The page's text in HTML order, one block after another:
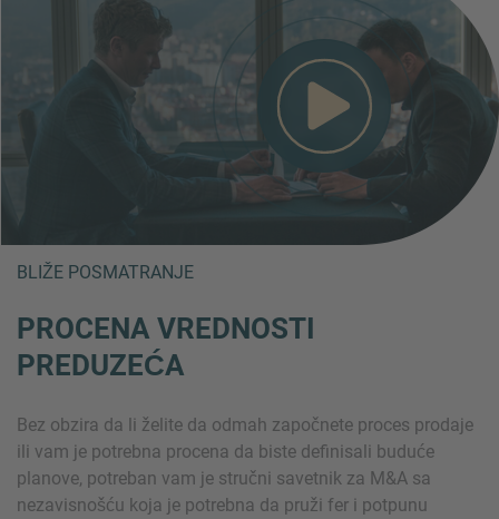
BLIŽE POSMATRANJE
PROCENA VREDNOSTI
PREDUZEĆA
Bez obzira da li želite da odmah započnete proces prodaje
ili vam je potrebna procena da biste definisali buduće
planove, potreban vam je stručni savetnik za M&A sa
nezavisnošću koja je potrebna da pruži fer i potpunu